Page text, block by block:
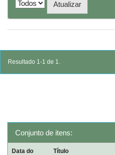
Resultado 1-1 de 1.
Conjunto de itens:
Data do
Título